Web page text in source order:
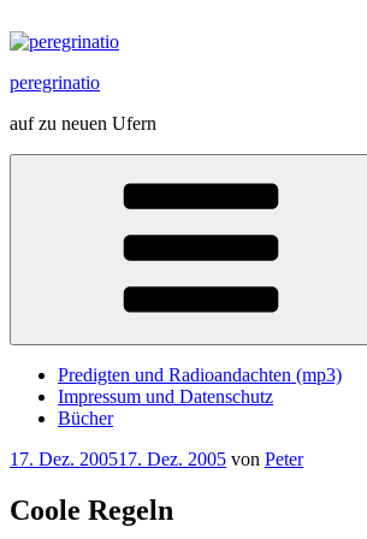
Inhalt
peregrinatio
auf zu neuen Ufern
Predigten und Radioandachten (mp3)
Impressum und Datenschutz
Bücher
Veröffentlicht
17. Dez. 200517. Dez. 2005 von Peter
Coole Regeln